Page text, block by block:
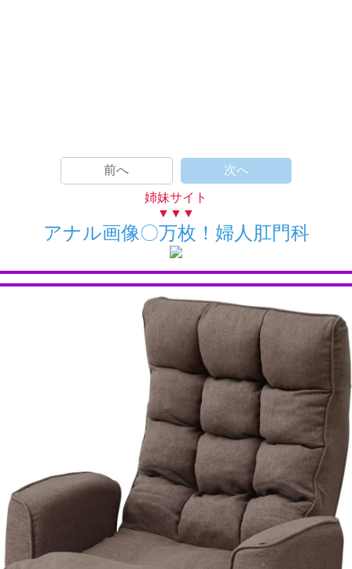
前へ 次へ
姉妹サイト
▼▼▼
アナル画像〇万枚！婦人肛門科